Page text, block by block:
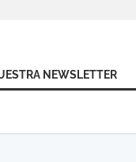
NEWSLETTER